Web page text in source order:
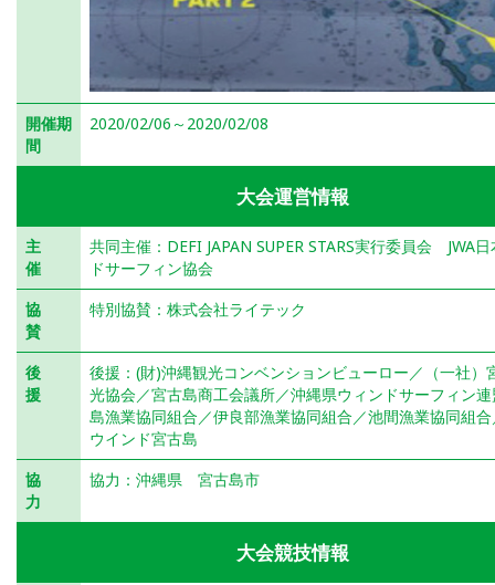
開催期
間
2020/02/06～2020/02/08
大会運営情報
主
催
共同主催：DEFI JAPAN SUPER STARS実行委員会 JWA
ドサーフィン協会
協
賛
特別協賛：株式会社ライテック
後
援
後援：(財)沖縄観光コンベンションビューロー／（一社）
光協会／宮古島商工会議所／沖縄県ウィンドサーフィン
島漁業協同組合／伊良部漁業協同組合／池間漁業協同組
ウインド宮古島
協
力
協力：沖縄県 宮古島市
大会競技情報